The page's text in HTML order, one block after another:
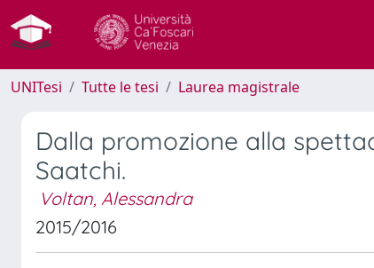
UNITesi Tutte le tesi Laurea magistrale
Dalla promozione alla
Saatchi.
Voltan, Alessandra
2015/2016